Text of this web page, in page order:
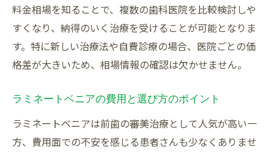
料金相場を知ることで、複数の歯科医院を比較検討しや
すくなり、納得のいく治療を受けることが可能となりま
す。特に新しい治療法や自費診療の場合、医院ごとの価
格差が大きいため、相場情報の確認は欠かせません。
ラミネートベニアの費用と選び方のポイント
ラミネートベニアは前歯の審美治療として人気が高い一
方、費用面での不安を感じる患者さんも少なくありませ